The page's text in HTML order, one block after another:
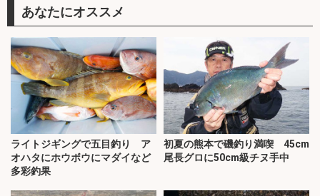
あなたにオススメ
ライトジギングで五目釣り ア
オハタにホウボウにマダイなど
多彩釣果
初夏の熊本で磯釣り満喫 45cm
尾長グロに50cm級チヌ手中